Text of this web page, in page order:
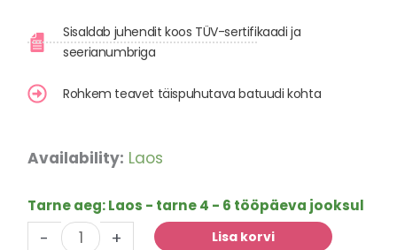
Sisaldab juhendit koos TÜV-sertifikaadi ja
seerianumbriga
Rohkem teavet täispuhutava batuudi kohta
Availability: Laos
Tarne aeg:Laos - tarne 4 - 6 tööpäeva jooksul
-
Hüppelaud
koos
slaidiga
kogus
+ Lisa korvi